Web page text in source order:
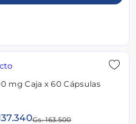
mg Caja x 60 Cápsulas
Gs. 163.500